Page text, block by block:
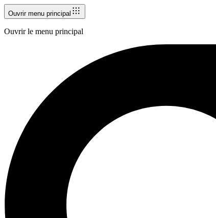
Ouvrir menu principal
Ouvrir le menu principal